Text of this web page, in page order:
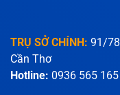
TRỤ SỞ CHÍNH: 91/78
Cần Thơ
Hotline: 0936 565 165